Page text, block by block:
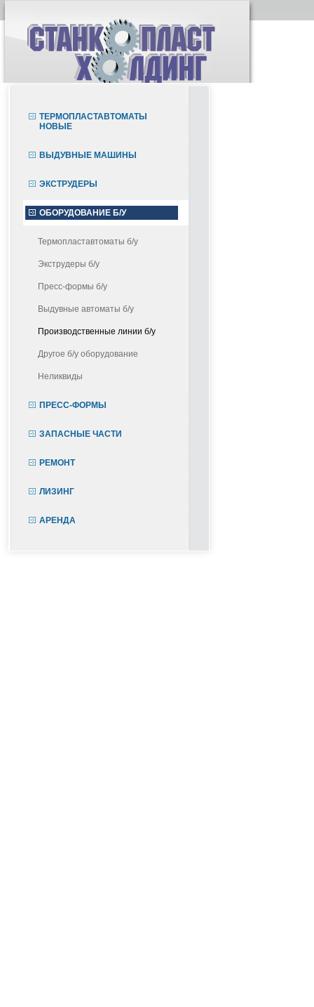
ТЕРМОПЛАСТАВТОМАТЫ
НОВЫЕ
ВЫДУВНЫЕ МАШИНЫ
ЭКСТРУДЕРЫ
ОБОРУДОВАНИЕ Б/У
Термопластавтоматы б/у
Экструдеры б/у
Пресс-формы б/у
Выдувные автоматы б/у
Производственные линии б/у
Другое б/у оборудование
Неликвиды
ПРЕСС-ФОРМЫ
ЗАПАСНЫЕ ЧАСТИ
РЕМОНТ
ЛИЗИНГ
АРЕНДА